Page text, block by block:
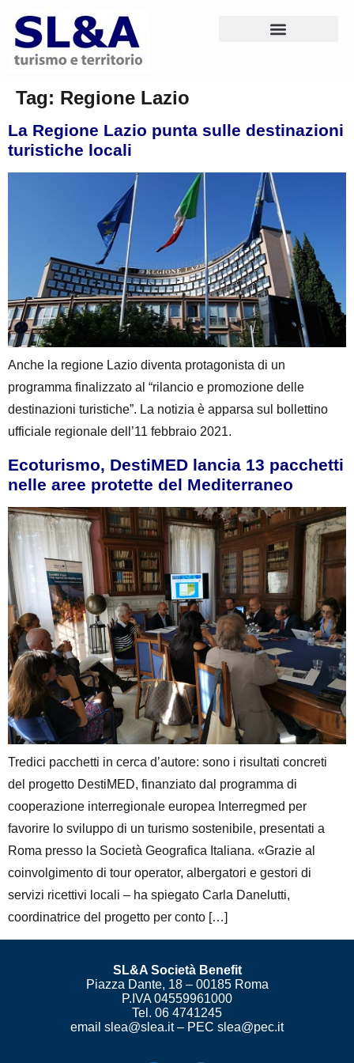
Tag: Regione Lazio
La Regione Lazio punta sulle destinazioni
turistiche locali
Anche la regione Lazio diventa protagonista di un
programma finalizzato al “rilancio e promozione delle
destinazioni turistiche”. La notizia è apparsa sul bollettino
ufficiale regionale dell’11 febbraio 2021.
Ecoturismo, DestiMED lancia 13 pacchetti
nelle aree protette del Mediterraneo
Tredici pacchetti in cerca d’autore: sono i risultati concreti
del progetto DestiMED, finanziato dal programma di
cooperazione interregionale europea Interregmed per
favorire lo sviluppo di un turismo sostenibile, presentati a
Roma presso la Società Geografica Italiana. «Grazie al
coinvolgimento di tour operator, albergatori e gestori di
servizi ricettivi locali – ha spiegato Carla Danelutti,
coordinatrice del progetto per conto […]
SL&A Società Benefit
Piazza Dante, 18 – 00185 Roma
P.IVA 04559961000
Tel. 06 4741245
email slea@slea.it – PEC slea@pec.it